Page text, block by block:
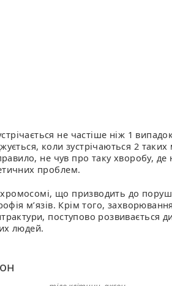
не частіше ніж 1
коли зустрічаються 2 таких
не чув про таку хворобу,
проблем.
що призводить до
м’язів. Крім того,
поступово розвивається
людей.